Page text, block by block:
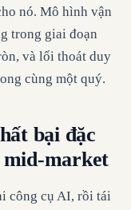
nó. Mô hình vận
trong giai đoạn
và lối thoát duy
cùng một quý.
bại đặc
mid-market
công cụ AI, rồi tái